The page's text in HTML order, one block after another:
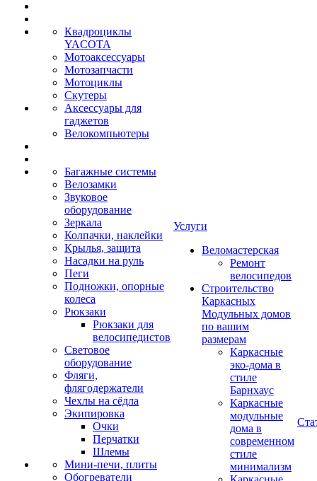
Квадроциклы
YACOTA
Мотоаксессуары
Мотозапчасти
Мотоциклы
Скутеры
Аксессуары для
гаджетов
Велокомпьютеры
Багажные системы
Велозамки
Звуковое
оборудование
Зеркала
Колпачки, наклейки
Крылья, защита
Насадки на руль
Пеги
Подножки, опорные
колеса
Рюкзаки
Рюкзаки для
велосипедистов
Световое
оборудование
Фляги,
флягодержатели
Чехлы на сёдла
Экипировка
Очки
Перчатки
Шлемы
Мини-печи, плиты
Обогреватели
Услуги
Веломастерская
Ремонт
велосипедов
Строительство
Каркасных
Модульных домов
по вашим
размерам
Каркасные
эко-дома в
стиле
Барнхаус
Каркасные
модульные
дома в
современном
стиле
минимализм